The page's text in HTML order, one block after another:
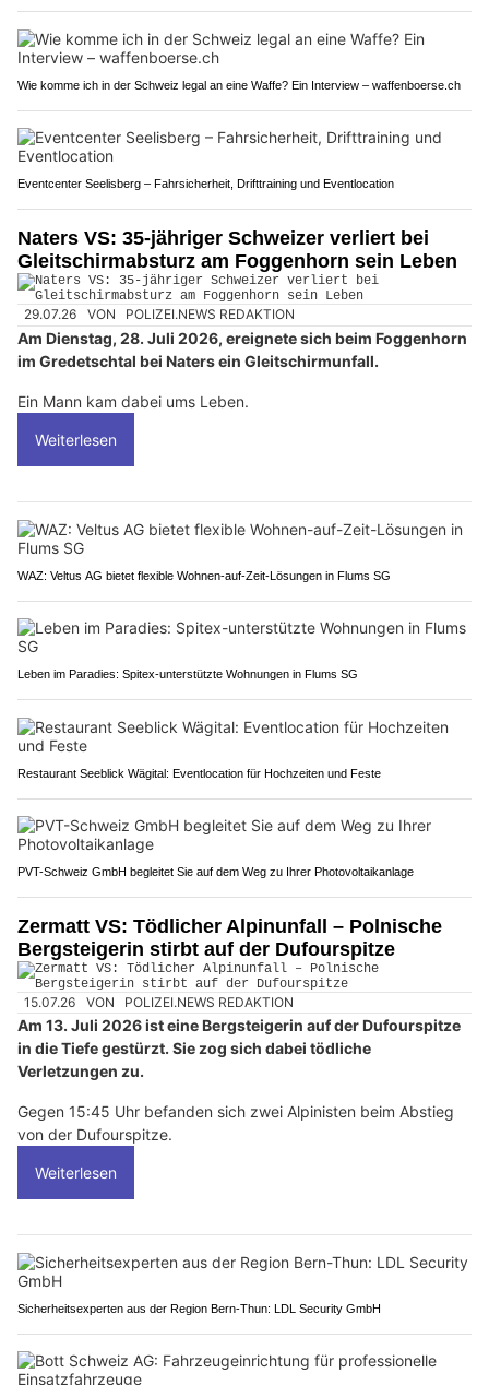
Wie komme ich in der Schweiz legal an eine Waffe? Ein Interview – waffenboerse.ch
Eventcenter Seelisberg – Fahrsicherheit, Drifttraining und Eventlocation
Naters VS: 35-jähriger Schweizer verliert bei
Gleitschirmabsturz am Foggenhorn sein Leben
29.07.26 VON POLIZEI.NEWS REDAKTION
Am Dienstag, 28. Juli 2026, ereignete sich beim Foggenhorn
im Gredetschtal bei Naters ein Gleitschirmunfall.
Ein Mann kam dabei ums Leben.
Weiterlesen
WAZ: Veltus AG bietet flexible Wohnen-auf-Zeit-Lösungen in Flums SG
Leben im Paradies: Spitex-unterstützte Wohnungen in Flums SG
Restaurant Seeblick Wägital: Eventlocation für Hochzeiten und Feste
PVT-Schweiz GmbH begleitet Sie auf dem Weg zu Ihrer Photovoltaikanlage
Zermatt VS: Tödlicher Alpinunfall – Polnische
Bergsteigerin stirbt auf der Dufourspitze
15.07.26 VON POLIZEI.NEWS REDAKTION
Am 13. Juli 2026 ist eine Bergsteigerin auf der Dufourspitze
in die Tiefe gestürzt. Sie zog sich dabei tödliche
Verletzungen zu.
Gegen 15:45 Uhr befanden sich zwei Alpinisten beim Abstieg
von der Dufourspitze.
Weiterlesen
Sicherheitsexperten aus der Region Bern-Thun: LDL Security GmbH